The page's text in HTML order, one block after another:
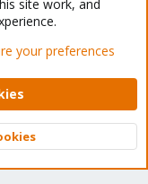
Mode
Help Home
XenForo Ltd.
Top
site work, and
your preferences